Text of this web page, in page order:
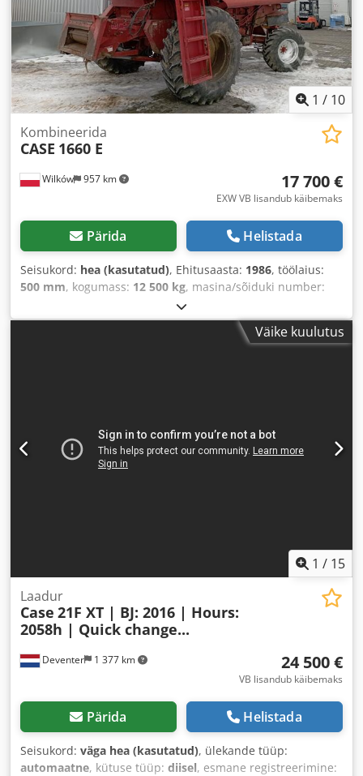
1 / 10
Wilków 957 km
Kombineerida
CASE 1660 E
17 700 €
EXW VB lisandub käibemaks
Pärida Helistada
Seisukord: hea (kasutatud), Ehitusaasta: 1986, töölaius:
500 mm, kogumass: 12 500 kg, masina/sõiduki number:
Väike kuulutus
1 / 15
Deventer 1 377 km
Laadur
Case 21F XT | BJ: 2016 | Hours:
2058h | Quick change...
24 500 €
VB lisandub käibemaks
Pärida Helistada
Seisukord: väga hea (kasutatud), ülekande tüüp:
automaatne, kütuse tüüp: diisel, esmane registreerimine: